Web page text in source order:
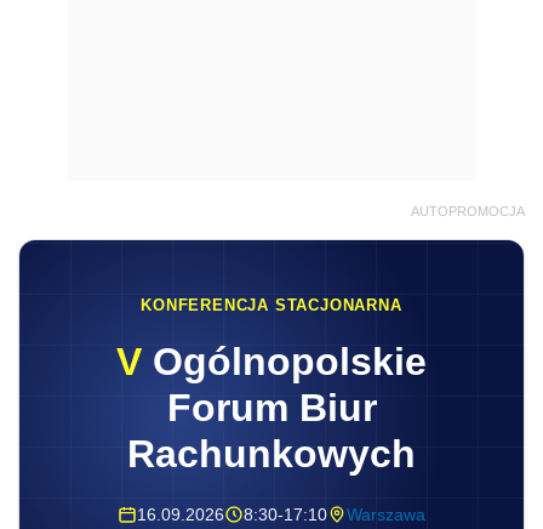
AUTOPROMOCJA
KONFERENCJA STACJONARNA
V Ogólnopolskie
Forum Biur
Rachunkowych
16.09.2026 8:30-17:10 Warszawa